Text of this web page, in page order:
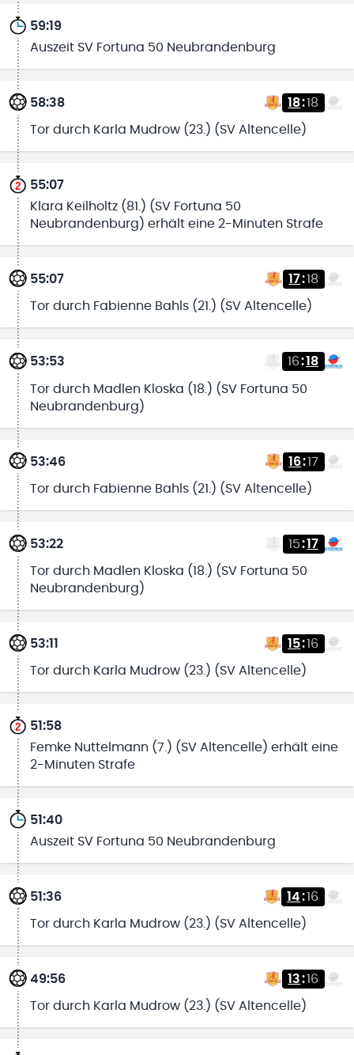
59:19
Auszeit SV Fortuna 50 Neubrandenburg
58:38 18:18
Tor durch Karla Mudrow (23.) (SV Altencelle)
55:07
Klara Keilholtz (81.) (SV Fortuna 50
Neubrandenburg) erhält eine 2-Minuten Strafe
55:07 17:18
Tor durch Fabienne Bahls (21.) (SV Altencelle)
53:53 16:18
Tor durch Madlen Kloska (18.) (SV Fortuna 50
Neubrandenburg)
53:46 16:17
Tor durch Fabienne Bahls (21.) (SV Altencelle)
53:22 15:17
Tor durch Madlen Kloska (18.) (SV Fortuna 50
Neubrandenburg)
53:11 15:16
Tor durch Karla Mudrow (23.) (SV Altencelle)
51:58
Femke Nuttelmann (7.) (SV Altencelle) erhält eine
2-Minuten Strafe
51:40
Auszeit SV Fortuna 50 Neubrandenburg
51:36 14:16
Tor durch Karla Mudrow (23.) (SV Altencelle)
49:56 13:16
Tor durch Karla Mudrow (23.) (SV Altencelle)